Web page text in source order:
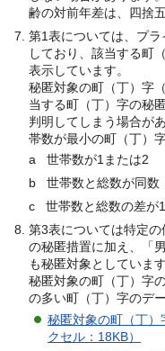
齢の対前年差は、四捨
第1表については、プ
しており、該当する町
表示しています。
秘匿対象の町（丁）字
当する町（丁）字の秘
判明してしまう場合が
帯数が最小の町（丁）
a 世帯数が1または2
b 世帯数と総数が同数
c 世帯数と総数の差が
第3表については特定
の秘匿措置に加え、「
も秘匿対象としています
秘匿対象の町（丁）字
の多い町（丁）字のデ
秘匿対象の町（丁
クセル：18KB）